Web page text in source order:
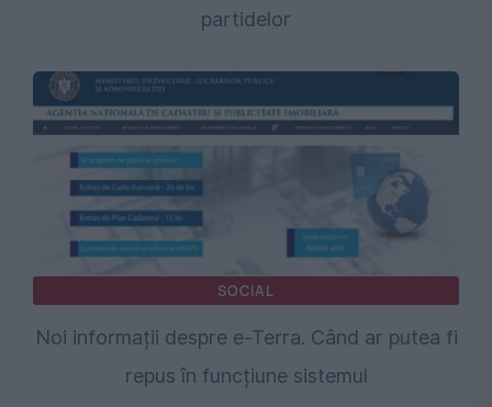
partidelor
SOCIAL
Noi informații despre e-Terra. Când ar putea fi
repus în funcțiune sistemul